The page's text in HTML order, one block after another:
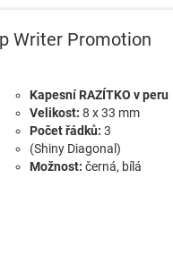
Writer Promotion
Kapesní RAZÍTKO v peru
Velikost: 8 x 33 mm
Počet řádků: 3
(Shiny Diagonal)
Možnost: černá, bílá